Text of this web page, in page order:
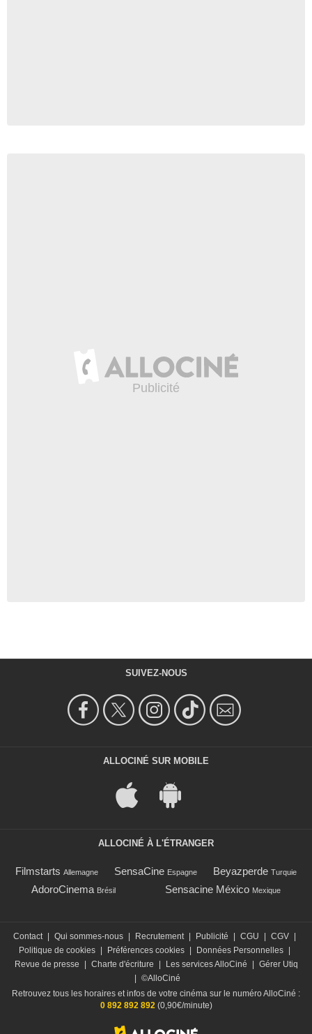
SUIVEZ-NOUS
ALLOCINÉ SUR MOBILE
ALLOCINÉ À L'ÉTRANGER
Filmstarts Allemagne SensaCine Espagne Beyazperde Turquie
AdoroCinema Brésil Sensacine México Mexique
Contact | Qui sommes-nous | Recrutement | Publicité | CGU | CGV |
Politique de cookies | Préférences cookies | Données Personnelles |
Revue de presse
| Charte d'écriture | Les services AlloCiné | Gérer Utiq
| ©AlloCiné
Retrouvez tous les horaires et infos de votre cinéma sur le numéro AlloCiné :
0 892 892 892 (0,90€/minute)